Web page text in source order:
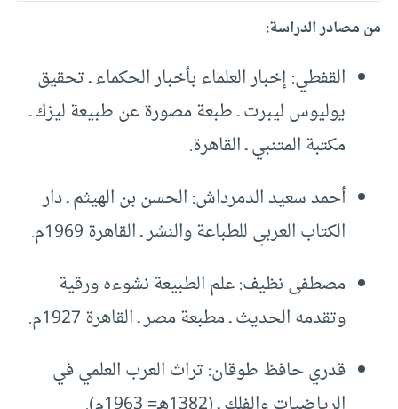
من مصادر الدراسة:
القفطي: إخبار العلماء بأخبار الحكماء ـ تحقيق
يوليوس ليبرت ـ طبعة مصورة عن طبيعة ليزك ـ
مكتبة المتنبي ـ القاهرة.
أحمد سعيد الدمرداش: الحسن بن الهيثم ـ دار
الكتاب العربي للطباعة والنشر ـ القاهرة 1969م.
مصطفى نظيف: علم الطبيعة نشوءه ورقية
وتقدمه الحديث ـ مطبعة مصر ـ القاهرة 1927م.
قدري حافظ طوقان: تراث العرب العلمي في